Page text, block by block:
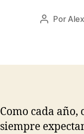
Autor
Por Alex
Como cada año,
siempre